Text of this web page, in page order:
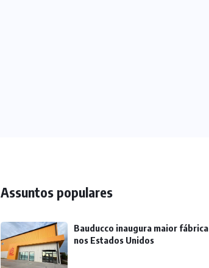
Assuntos populares
Bauducco inaugura maior fábrica
nos Estados Unidos